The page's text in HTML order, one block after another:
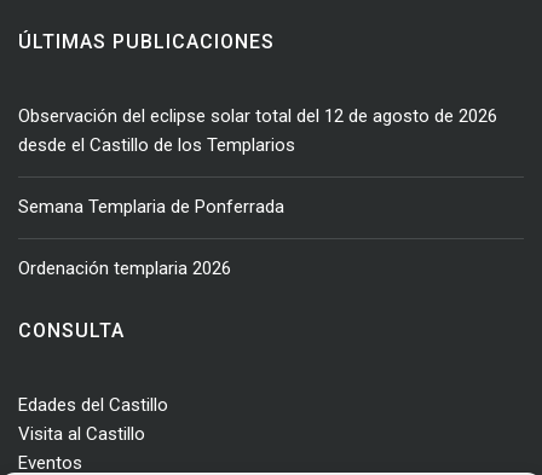
ÚLTIMAS PUBLICACIONES
Observación del eclipse solar total del 12 de agosto de 2026
desde el Castillo de los Templarios
Semana Templaria de Ponferrada
Ordenación templaria 2026
CONSULTA
Edades del Castillo
Visita al Castillo
Eventos